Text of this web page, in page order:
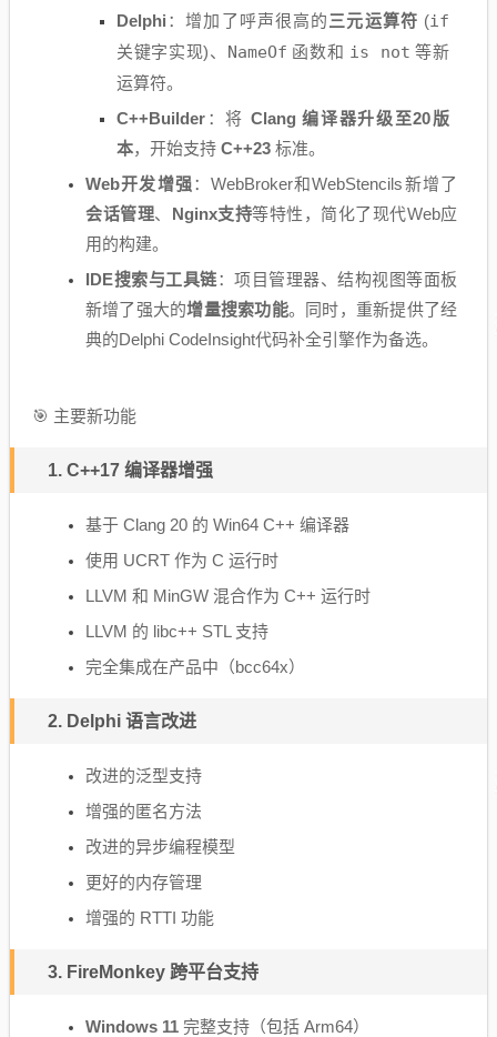
Delphi ：增加了呼声很高的三元运算符 (if
关键字实现)、 NameOf 函数和 is not 等新
运算符。
C++Builder ：将 Clang 编译器升级至20版
本，开始支持 C++23 标准。
Web开发增强：WebBroker和WebStencils新增了
会话管理、 Nginx支持等特性，简化了现代Web应
用的构建。
IDE搜索与工具链：项目管理器、结构视图等面板
新增了强大的增量搜索功能。同时，重新提供了经
典的Delphi CodeInsight代码补全引擎作为备选。
🎯 主要新功能
1. C++17 编译器增强
基于 Clang 20 的 Win64 C++ 编译器
使用 UCRT 作为 C 运行时
LLVM 和 MinGW 混合作为 C++ 运行时
LLVM 的 libc++ STL 支持
完全集成在产品中（bcc64x）
2. Delphi 语言改进
改进的泛型支持
增强的匿名方法
改进的异步编程模型
更好的内存管理
增强的 RTTI 功能
3. FireMonkey 跨平台支持
Windows 11 完整支持（包括 Arm64）